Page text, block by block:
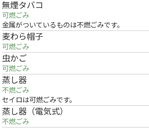
無煙タバコ
可燃ごみ
金属がついているものは不燃ごみです。
麦わら帽子
可燃ごみ
虫かご
可燃ごみ
蒸し器
不燃ごみ
セイロは可燃ごみです。
蒸し器（電気式）
不燃ごみ